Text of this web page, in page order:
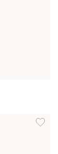
Lägg